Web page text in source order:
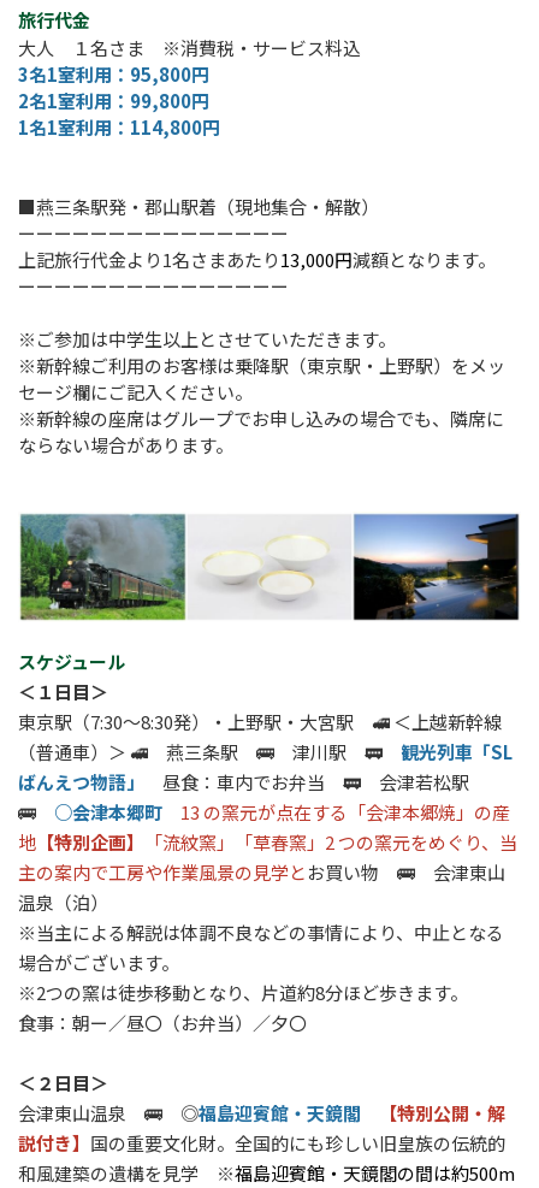
旅行代金
大人 １名さま ※消費税・サービス料込
3名1室利用：95,800円
2名1室利用：99,800円
1名1室利用：114,800円
■燕三条駅発・郡山駅着（現地集合・解散）
ーーーーーーーーーーーーーーー
上記旅行代金より1名さまあたり13,000円減額となります。
ーーーーーーーーーーーーーーー
※ご参加は中学生以上とさせていただきます。
※新幹線ご利用のお客様は乗降駅（東京駅・上野駅）をメッ
セージ欄にご記入ください。
※新幹線の座席はグループでお申し込みの場合でも、隣席に
ならない場合があります。
スケジュール
＜１日目＞
東京駅 （7:30～8:30発）・上野駅・大宮駅 🚅 ＜上越新幹線
（普通車）＞ 🚅 燕三条駅 🚌 津川駅 🚃 観光列車「SL
ばんえつ物語」
昼食：車内でお弁当 🚃 会津若松駅
🚌 ○会津本郷町 13 の窯元が点在する「会津本郷焼」の産
地 【特別企画】
「流紋窯」「草春窯」2 つの窯元をめぐり、当
主の案内で工房や作業風景の見学とお買い物 🚌 会津東山
温泉（泊）
※当主による解説は体調不良などの事情により、中止となる
場合がございます。
※2つの窯は徒歩移動となり、片道約8分ほど歩きます。
食事：朝ー／昼〇（お弁当）／夕〇
＜２日目＞
会津東山温泉 🚌 ◎福島迎賓館・天鏡閣
【特別公開・解
説付き】 国の重要文化財。全国的にも珍しい旧皇族の伝統的
和風建築の遺構を見学 ※福島迎賓館・天鏡閣の間は約500m